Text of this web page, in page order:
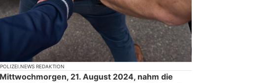
POLIZEI.NEWS REDAKTION
21. August 2024, nahm die